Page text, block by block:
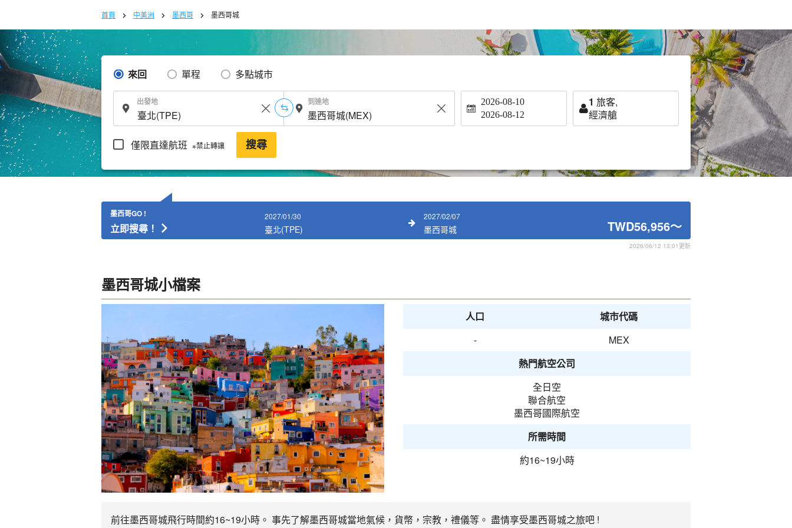
首頁 中美洲 墨西哥 墨西哥城
來回 單程 多點城市
出發地 到達地 2026-08-10
2026-08-12
1 旅客,
經濟艙
僅限直達航班 ※禁止轉讓 搜尋
墨西哥GO !
立即搜尋！
2027/01/30
臺北(TPE)
2027/02/07
墨西哥城 TWD56,956～
2026/06/12 13:01更新
墨西哥城小檔案
人口
城市代碼
-
MEX
熱門航空公司
全日空
聯合航空
墨西哥國際航空
所需時間
約16~19小時
前往墨西哥城飛行時間約16~19小時。 事先了解墨西哥城當地氣候，貨幣，宗教，禮儀等。 盡情享受墨西哥城之旅吧 !